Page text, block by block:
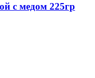
с медом 225гр